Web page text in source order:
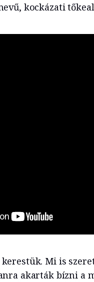
kockázati
kerestük. Mi is
akarták bízni a